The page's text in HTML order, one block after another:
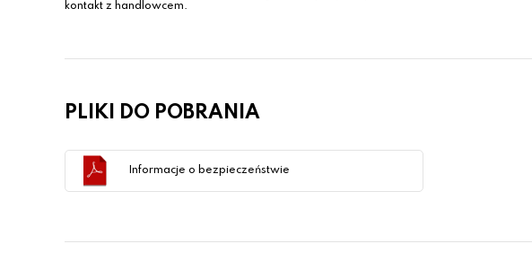
kontakt z handlowcem.
PLIKI DO POBRANIA
Informacje o bezpieczeństwie